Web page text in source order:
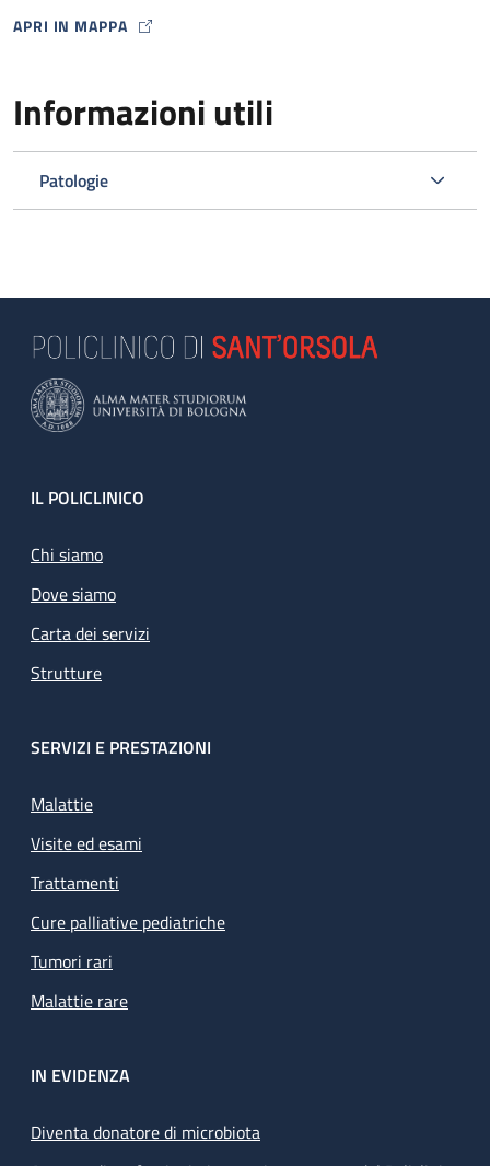
APRI IN MAPPA
MAP ICON
Informazioni utili
Patologie
Footer
IL POLICLINICO
Chi siamo
Dove siamo
Carta dei servizi
Strutture
SERVIZI E PRESTAZIONI
Malattie
Visite ed esami
Trattamenti
Cure palliative pediatriche
Tumori rari
Malattie rare
IN EVIDENZA
Diventa donatore di microbiota